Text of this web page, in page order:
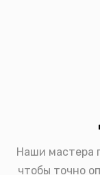
Наши мастера
чтобы точно